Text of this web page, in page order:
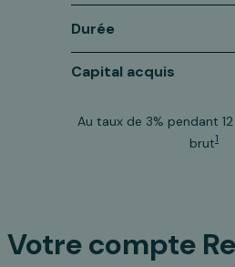
Durée
Capital acquis
Au taux de 3% pendant
brut1
Votre compte